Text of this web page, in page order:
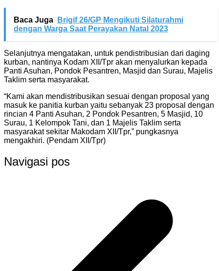
Baca Juga
Brigif 26/GP Mengikuti Silaturahmi
dengan Warga Saat Perayakan Natal 2023
Selanjutnya mengatakan, untuk pendistribusian dari daging
kurban, nantinya Kodam XII/Tpr akan menyalurkan kepada
Panti Asuhan, Pondok Pesantren, Masjid dan Surau, Majelis
Taklim serta masyarakat.
“Kami akan mendistribusikan sesuai dengan proposal yang
masuk ke panitia kurban yaitu sebanyak 23 proposal dengan
rincian 4 Panti Asuhan, 2 Pondok Pesantren, 5 Masjid, 10
Surau, 1 Kelompok Tani, dan 1 Majelis Taklim serta
masyarakat sekitar Makodam XII/Tpr,” pungkasnya
mengakhiri. (Pendam XII/Tpr)
Navigasi pos